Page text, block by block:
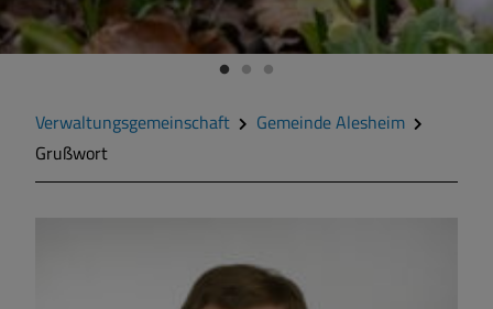
Gemeinde Alesheim
Markt Markt Berolzheim
Verwaltungsgemeinschaft
Gemeinde Alesheim
Grußwort